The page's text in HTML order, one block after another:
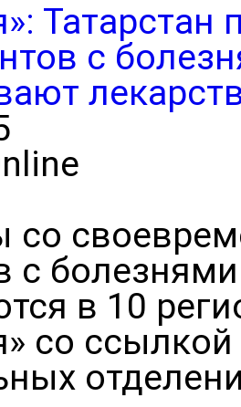
с
со
с
в 10
со